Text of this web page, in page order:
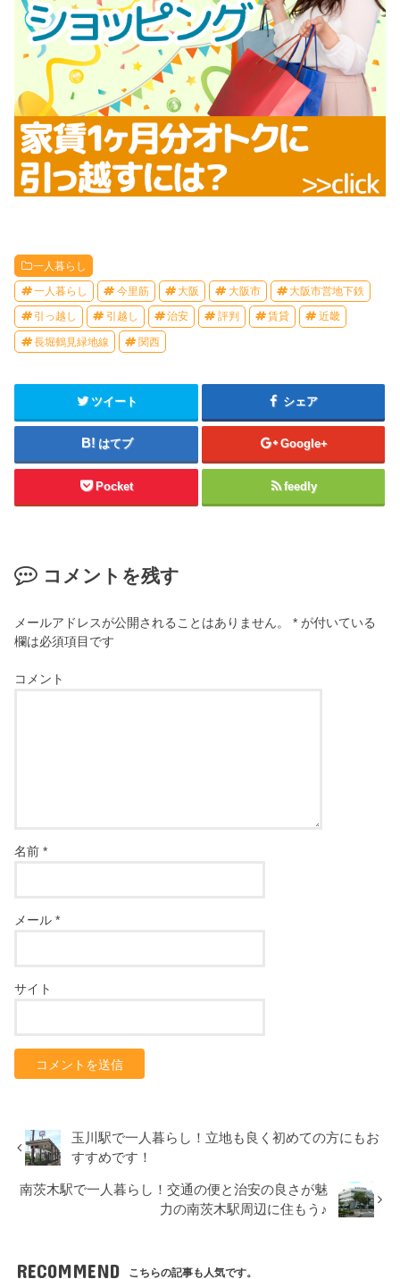
一人暮らし
一人暮らし 今里筋 大阪 大阪市 大阪市営地下鉄
引っ越し 引越し 治安 評判 賃貸 近畿
長堀鶴見緑地線 関西
ツイート シェア
はてブ Google+
Pocket feedly
コメントを残す
メールアドレスが公開されることはありません。 * が付いている
欄は必須項目です
コメント
名前*
メール*
サイト
玉川駅で一人暮らし！立地も良く初めての方にもお
すすめです！
南茨木駅で一人暮らし！交通の便と治安の良さが魅
力の南茨木駅周辺に住もう♪
RECOMMEND こちらの記事も人気です。